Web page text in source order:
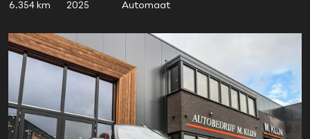
6.354 km
2025
Automaat